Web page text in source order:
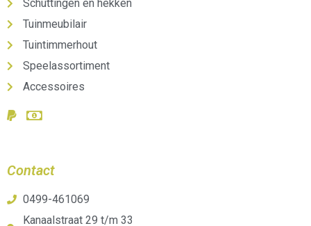
Schuttingen en hekken
Tuinmeubilair
Tuintimmerhout
Speelassortiment
Accessoires
Contact
0499-461069
Kanaalstraat 29 t/m 33